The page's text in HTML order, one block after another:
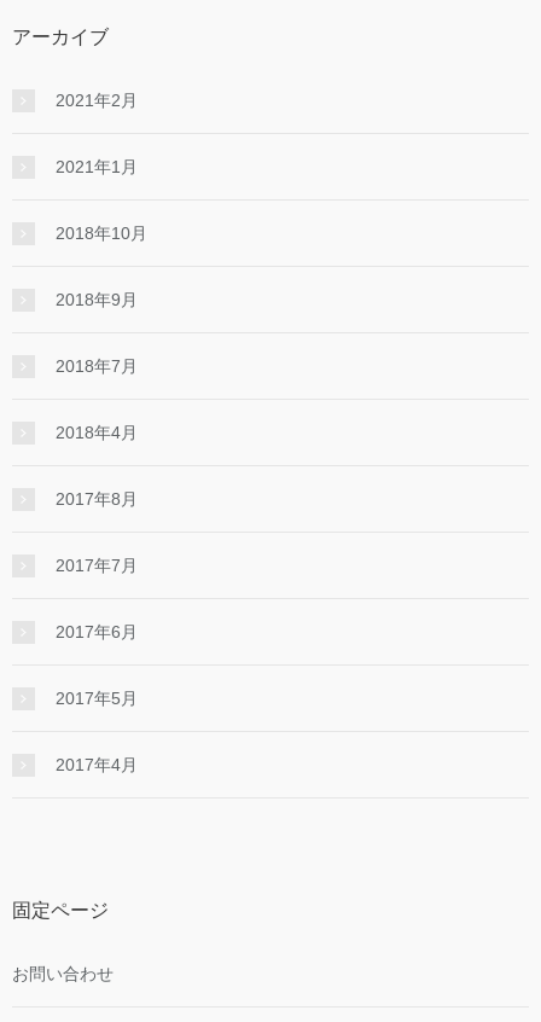
アーカイブ
2021年2月
2021年1月
2018年10月
2018年9月
2018年7月
2018年4月
2017年8月
2017年7月
2017年6月
2017年5月
2017年4月
固定ページ
お問い合わせ